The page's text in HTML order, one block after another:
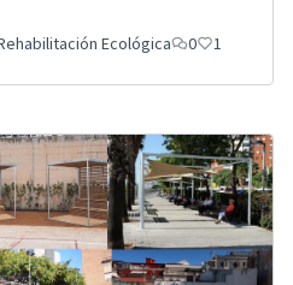
Ecológica 0 1